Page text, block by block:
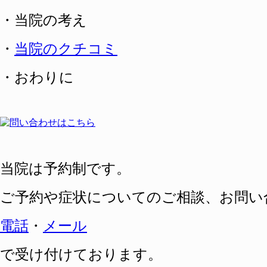
・当院の考え
・ 当院のクチコミ
・おわりに
当院は予約制です。
ご予約や症状についてのご相談、 お問
電話 ・ メール
で受け付けております。